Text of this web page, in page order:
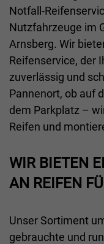
Notfall-
Nutzfahrzeuge im
Arnsberg. Wir
Reifenservice, der
zuverlässig und
Pannenort, ob auf
dem Parkplatz –
Reifen und
WIR BIETEN
N REIFEN
Unser Sortiment
gebrauchte und